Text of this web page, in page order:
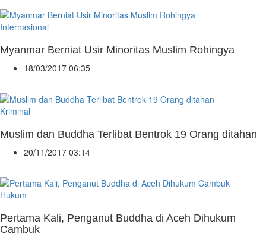
Internasional
Myanmar Berniat Usir Minoritas Muslim Rohingya
18/03/2017 06:35
Kriminal
Muslim dan Buddha Terlibat Bentrok 19 Orang ditahan
20/11/2017 03:14
Hukum
Pertama Kali, Penganut Buddha di Aceh Dihukum
Cambuk